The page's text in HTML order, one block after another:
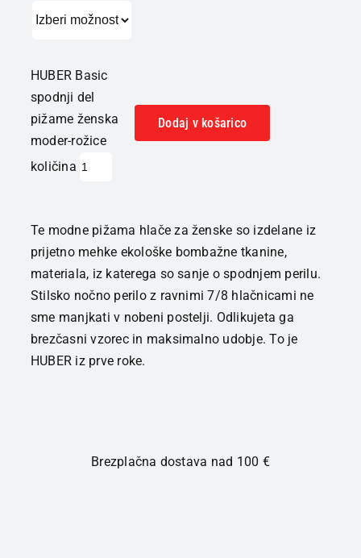
HUBER Basic
spodnji del
pižame ženska
moder-rožice
količina
Dodaj v košarico
Te modne pižama hlače za ženske so izdelane iz
prijetno mehke ekološke bombažne tkanine,
materiala, iz katerega so sanje o spodnjem perilu.
Stilsko nočno perilo z ravnimi 7/8 hlačnicami ne
sme manjkati v nobeni postelji. Odlikujeta ga
brezčasni vzorec in maksimalno udobje. To je
HUBER iz prve roke.
Brezplačna dostava nad 100 €